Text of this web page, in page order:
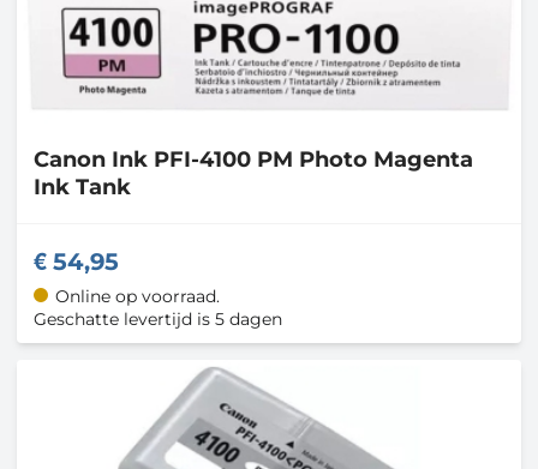
Canon Ink PFI-4100 PM Photo Magenta
Ink Tank
54,95
Online op voorraad.
Geschatte levertijd is 5 dagen